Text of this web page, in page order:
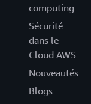
computing
Sécurité
dans le
Cloud AWS
Nouveautés
Blogs